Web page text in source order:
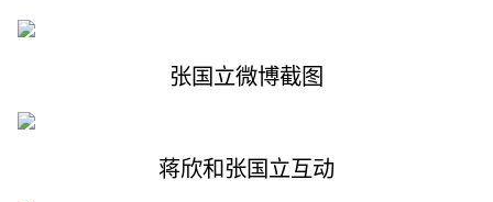
张国立微博截图
蒋欣和张国立互动